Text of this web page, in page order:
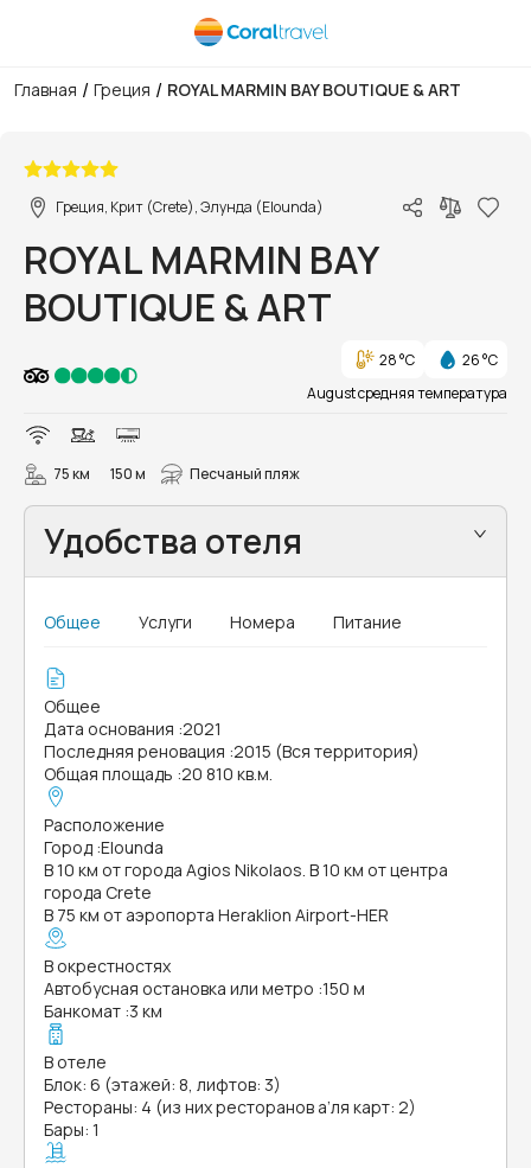
Главная / Греция / ROYAL MARMIN BAY BOUTIQUE & ART
Греция, Крит (Crete), Элунда (Elounda)
ROYAL MARMIN BAY
BOUTIQUE & ART
28 °C
26 °C
August средняя температура
75 км 150 м Песчаный пляж
Удобства отеля
Общее Услуги Номера Питание
Общее
Дата основания :2021
Последняя реновация :2015 (Вся территория)
Общая площадь :20 810 кв.м.
Расположение
Город :Elounda
В 10 км от города Agios Nikolaos. В 10 км от центра
города Crete
В 75 км от аэропорта Heraklion Airport-HER
В окрестностях
Автобусная остановка или метро :150 м
Банкомат :3 км
В отеле
Блок: 6 (этажей: 8, лифтов: 3)
Рестораны: 4 (из них ресторанов а’ля карт: 2)
Бары: 1